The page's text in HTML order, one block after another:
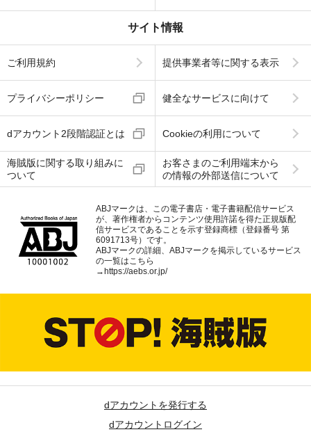
サイト情報
ご利用規約 提供事業者等に関する表示
プライバシーポリシー 健全なサービスに向けて
dアカウント2段階認証とは Cookieの利用について
海賊版に関する取り組みに
ついて
お客さまのご利用端末から
の情報の外部送信について
ABJマークは、この電子書店・電子書籍配信サービス
が、著作権者からコンテンツ使用許諾を得た正規版配
信サービスであることを示す登録商標（登録番号 第
6091713号）です。
ABJマークの詳細、ABJマークを掲示しているサービス
の一覧はこちら
→ https://aebs.or.jp/
dアカウントを発行する
dアカウントログイン